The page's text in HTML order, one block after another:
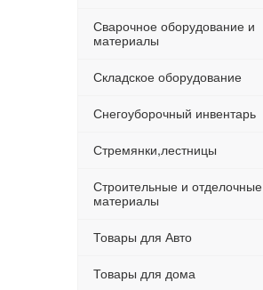
Сварочное оборудование и
материалы
Складское оборудование
Снегоуборочный инвентарь
Стремянки,лестницы
Строительные и отделочные
материалы
Товары для Авто
Товары для дома